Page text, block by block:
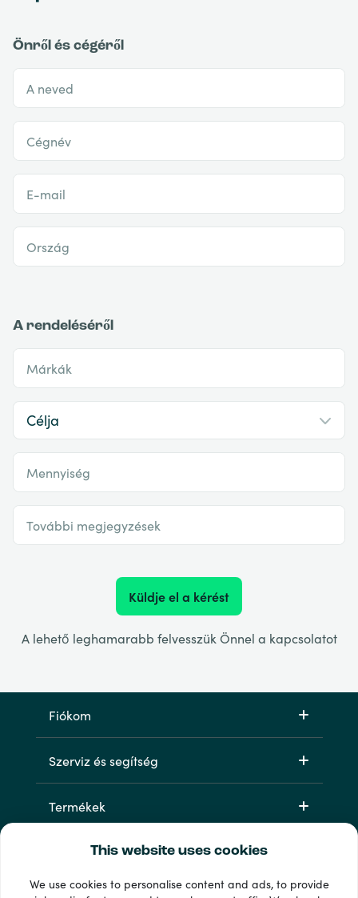
This website uses cookies
We use cookies to personalise content and ads, to provide
Önről és cégéről
A neved
Cégnév
E-mail
Ország
A rendeléséről
Márkák
Mennyiség
További megjegyzések
Küldje el a kérést
A lehető leghamarabb felvesszük Önnel a kapcsolatot
Fiókom
Szerviz és segítség
Termékek